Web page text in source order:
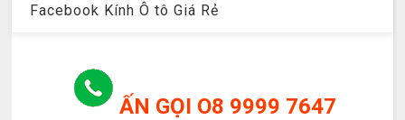
Facebook Kính Ô tô Giá Rẻ
ẤN GỌI O8 9999 7647